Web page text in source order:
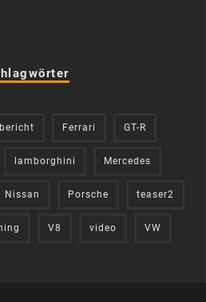
Ferrari GT-R
lamborghini Mercedes
Nissan Porsche teaser2
V8 video VW